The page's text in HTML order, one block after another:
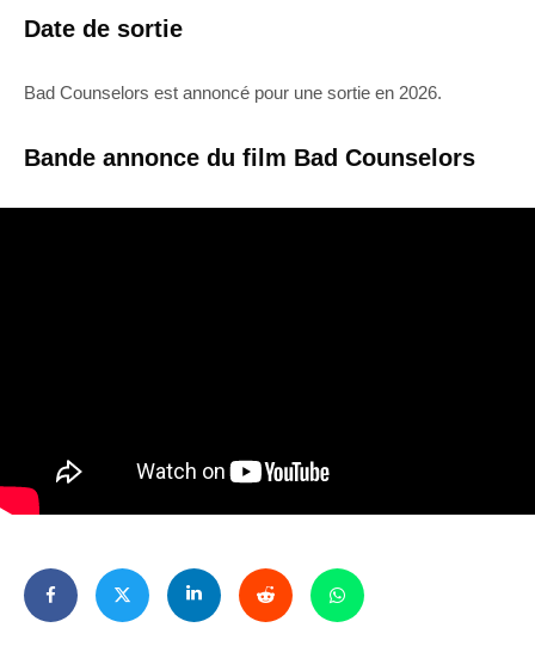
Date de sortie
Bad Counselors est annoncé pour une sortie en 2026.
Bande annonce du film Bad Counselors